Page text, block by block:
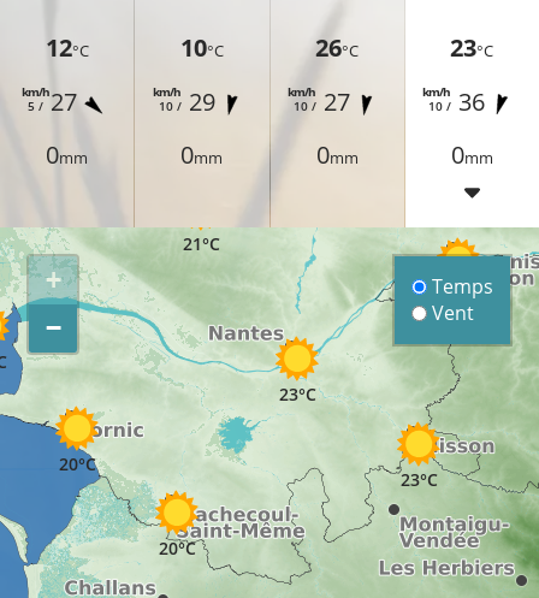
12°C
5 /
km/h27
0mm
10°C
10 /
km/h 29
0mm
26°C
10 /
km/h 27
0mm
23°C
10 /
km/h 36
0mm
21°C
23°C
21°C
23°C
20°C
23°C
20°C
+
−
Temps
Vent